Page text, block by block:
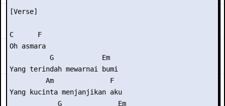
[Verse]
C      F
Oh asmara
          G            Em
Yang terindah mewarnai bumi
         Am              F
Yang kucinta menjanjikan aku
            G              Em